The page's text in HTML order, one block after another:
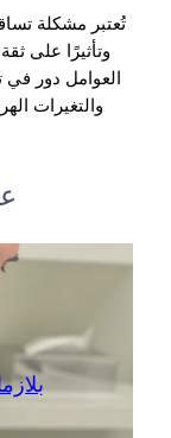
تُعتبر مشكلة
وتأثيرًا على
العوامل دور في
والتغيرات